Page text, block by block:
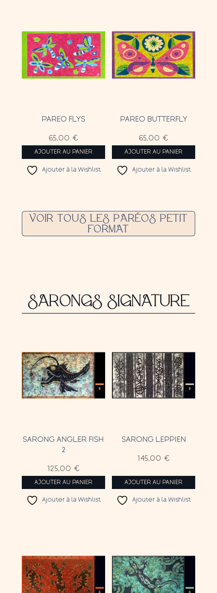
PAREO FLYS
65,00 €
AJOUTER AU PANIER
Ajouter à la Wishlist
PAREO BUTTERFLY
65,00 €
AJOUTER AU PANIER
Ajouter à la Wishlist
VOIR TOUS LES PARÉOS PETIT
FORMAT
SARONGS SIGNATURE
SARONG ANGLER FISH
2
125,00 €
AJOUTER AU PANIER
Ajouter à la Wishlist
SARONG LEPPIEN
145,00 €
AJOUTER AU PANIER
Ajouter à la Wishlist